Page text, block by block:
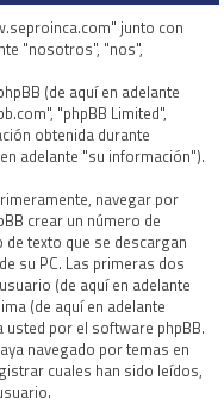
junto con
"nosotros", "nos",
(de aquí en adelante
"phpBB Limited",
obtenida durante
adelante "su información").
navegar por
crear un número de
texto que se descargan
su PC. Las primeras dos
(de aquí en adelante
(de aquí en adelante
por el software phpBB.
navegado por temas en
cuales han sido leídos,